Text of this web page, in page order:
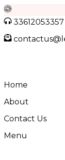
Skip
to
33612053357
Home
About
Contact Us
Menu